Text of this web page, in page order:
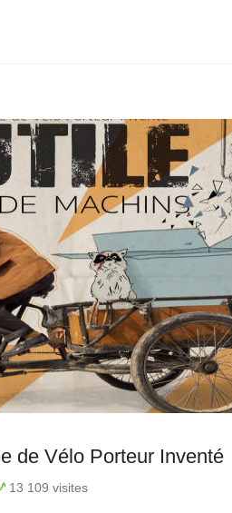
de Vélo Porteur Inventé
13 109 visites